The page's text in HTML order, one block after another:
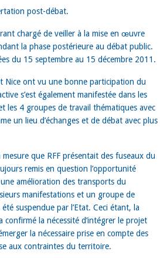
post-débat.
chargé de veiller à la mise en œuvre
la phase postérieure au débat public.
du 15 septembre au 15 décembre 2011.
Nice ont vu une bonne participation du
s’est également manifestée dans les
les 4 groupes de travail thématiques avec
un lieu d’échanges et de débat avec plus
que RFF présentait des fuseaux du
remis en question l’opportunité
amélioration des transports du
manifestations et un groupe de
suspendue par l’Etat. Ceci étant, la
la nécessité d’intégrer le projet
la nécessaire prise en compte des
aux contraintes du territoire.